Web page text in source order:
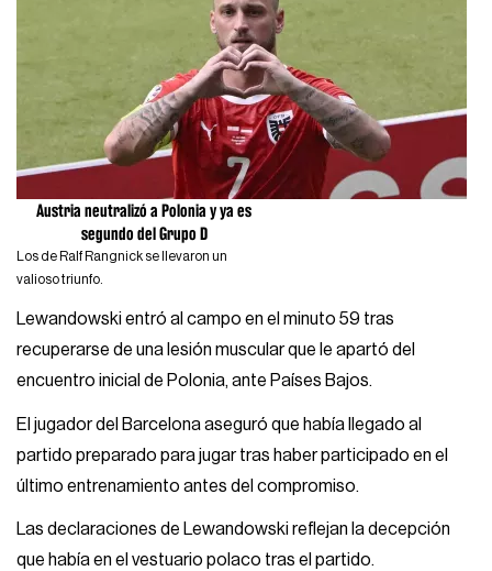
Austria neutralizó a Polonia y ya es
segundo del Grupo D
Los de Ralf Rangnick se llevaron un
valioso triunfo.
Lewandowski entró al campo en el minuto 59 tras
recuperarse de una lesión muscular que le apartó del
encuentro inicial de Polonia, ante Países Bajos.
El jugador del Barcelona aseguró que había llegado al
partido preparado para jugar tras haber participado en el
último entrenamiento antes del compromiso.
Las declaraciones de Lewandowski reflejan la decepción
que había en el vestuario polaco tras el partido.